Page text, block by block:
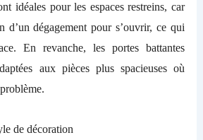
idéales pour les espaces restreins, car
d’un dégagement pour s’ouvrir, ce qui
En revanche, les portes battantes
auxpièces plus spacieuses où
de décoration